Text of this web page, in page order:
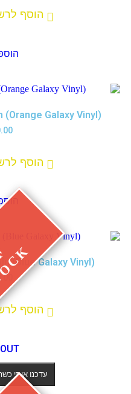
הוסף
(Orange Galaxy Vinyl)
הוסף
(Blue Galaxy Vinyl)
הוסף
עדכנו אותי